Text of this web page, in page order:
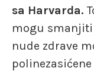
sa Harvarda.
mogu smanjiti
nude zdrave